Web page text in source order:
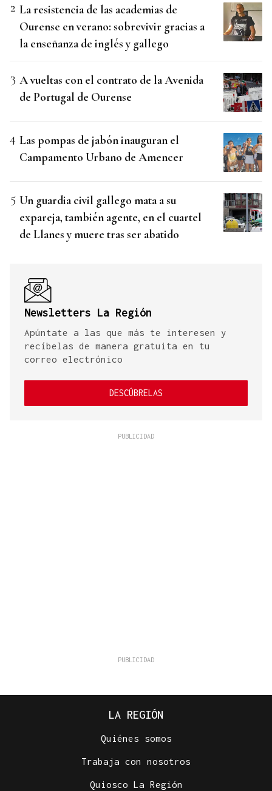
La resistencia de las academias de
Ourense en verano: sobrevivir gracias a
la enseñanza de inglés y gallego
A vueltas con el contrato de la Avenida
de Portugal de Ourense
Las pompas de jabón inauguran el
Campamento Urbano de Amencer
Un guardia civil gallego mata a su
expareja, también agente, en el cuartel
de Llanes y muere tras ser abatido
Newsletters La Región
Apúntate a las que más te interesen y
recíbelas de manera gratuita en tu
correo electrónico
DESCÚBRELAS
LA REGIÓN
Quiénes somos
Trabaja con nosotros
Quiosco La Región